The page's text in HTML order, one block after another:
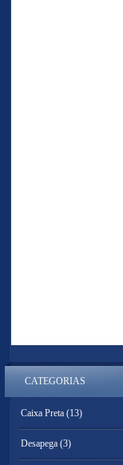
CATEGORIAS
Caixa Preta (13)
Desapega (3)